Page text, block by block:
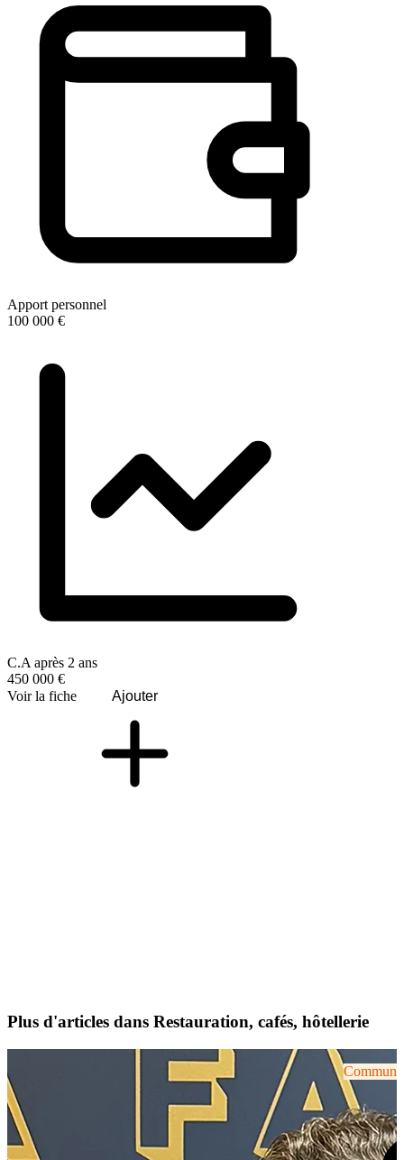
Apport personnel
100 000 €
C.A après 2 ans
450 000 €
Voir la fiche
Ajouter
Plus d'articles dans Restauration, cafés, hôtellerie